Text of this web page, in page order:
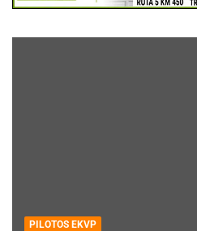
PILOTOS EKVP